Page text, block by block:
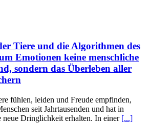
Tiere und die Algorithmen des
Emotionen keine menschliche
sondern das Überleben aller
fühlen, leiden und Freude empfinden,
seit Jahrtausenden und hat in
neue Dringlichkeit erhalten. In einer [...]